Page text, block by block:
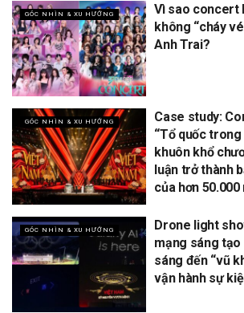
GÓC NHÌN & XU HƯỚNG
Vì sao concert
không “cháy
Anh Trai?
GÓC NHÌN & XU HƯỚNG
Case study:
“Tổ quốc
khuôn khổ
luận trở thành
của hơn
GÓC NHÌN & XU HƯỚNG
Drone light
mạng sáng
sáng đến “vũ
vận hành sự